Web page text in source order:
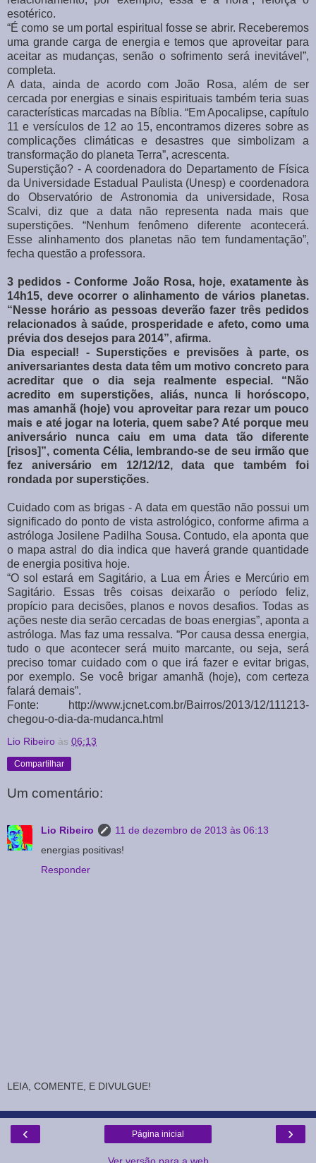
esotérico.
“É como se um portal espiritual fosse se abrir. Receberemos
uma grande carga de energia e temos que aproveitar para
aceitar as mudanças, senão o sofrimento será inevitável”,
completa.
A data, ainda de acordo com João Rosa, além de ser
cercada por energias e sinais espirituais também teria suas
características marcadas na Bíblia. “Em Apocalipse, capítulo
11 e versículos de 12 ao 15, encontramos dizeres sobre as
complicações climáticas e desastres que simbolizam a
transformação do planeta Terra”, acrescenta.
Superstição? - A coordenadora do Departamento de Física
da Universidade Estadual Paulista (Unesp) e coordenadora
do Observatório de Astronomia da universidade, Rosa
Scalvi, diz que a data não representa nada mais que
superstições. “Nenhum fenômeno diferente acontecerá.
Esse alinhamento dos planetas não tem fundamentação”,
fecha questão a professora.
3 pedidos - Conforme João Rosa, hoje, exatamente às
14h15, deve ocorrer o alinhamento de vários planetas.
“Nesse horário as pessoas deverão fazer três pedidos
relacionados à saúde, prosperidade e afeto, como uma
prévia dos desejos para 2014”, afirma.
Dia especial! - Superstições e previsões à parte, os
aniversariantes desta data têm um motivo concreto para
acreditar que o dia seja realmente especial. “Não
acredito em superstições, aliás, nunca li horóscopo,
mas amanhã (hoje) vou aproveitar para rezar um pouco
mais e até jogar na loteria, quem sabe? Até porque meu
aniversário nunca caiu em uma data tão diferente
[risos]”, comenta Célia, lembrando-se de seu irmão que
fez aniversário em 12/12/12, data que também foi
rondada por superstições.
Cuidado com as brigas - A data em questão não possui um
significado do ponto de vista astrológico, conforme afirma a
astróloga Josilene Padilha Sousa. Contudo, ela aponta que
o mapa astral do dia indica que haverá grande quantidade
de energia positiva hoje.
“O sol estará em Sagitário, a Lua em Áries e Mercúrio em
Sagitário. Essas três coisas deixarão o período feliz,
propício para decisões, planos e novos desafios. Todas as
ações neste dia serão cercadas de boas energias”, aponta a
astróloga. Mas faz uma ressalva. “Por causa dessa energia,
tudo o que acontecer será muito marcante, ou seja, será
preciso tomar cuidado com o que irá fazer e evitar brigas,
por exemplo. Se você brigar amanhã (hoje), com certeza
falará demais”.
Fonte: http://www.jcnet.com.br/Bairros/2013/12/111213-
chegou-o-dia-da-mudanca.html
Lio Ribeiro às 06:13
Compartilhar
Um comentário:
Lio Ribeiro
11 de dezembro de 2013 às 06:13
energias positivas!
Responder
LEIA, COMENTE, E DIVULGUE!
‹ ›
Página inicial